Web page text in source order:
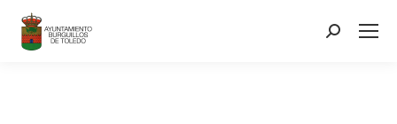
contenido
Search: